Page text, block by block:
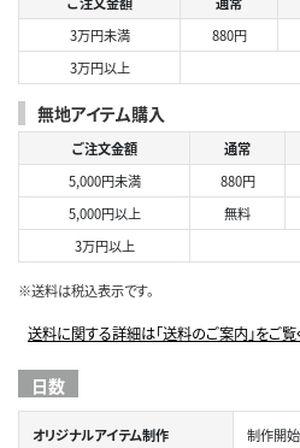
3万円未満
880円
3万円以上
無地アイテム購入
ご注文金額 通常
5,000円未満
880円
5,000円以上
無料
3万円以上
※送料は税込表示です。
送料に関する詳細は「送料のご案内」をご覧
日数
オリジナルアイテム制作 制作開